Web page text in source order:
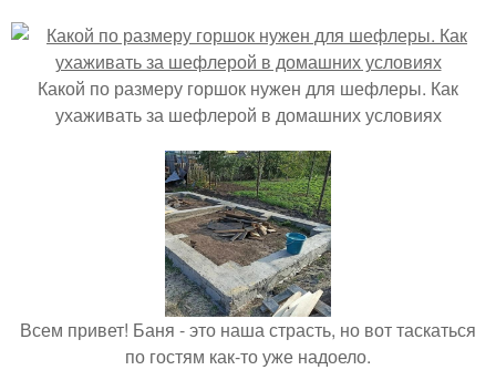
Какой по размеру горшок нужен для шефлеры. Как
ухаживать за шефлерой в домашних условиях
Всем привет! Баня - это наша страсть, но вот таскаться
по гостям как-то уже надоело.